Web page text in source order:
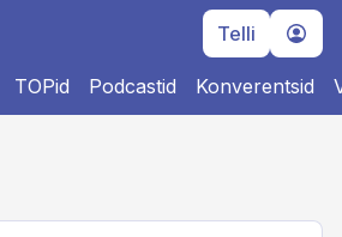
Telli
TOPid Podcastid Konverentsid